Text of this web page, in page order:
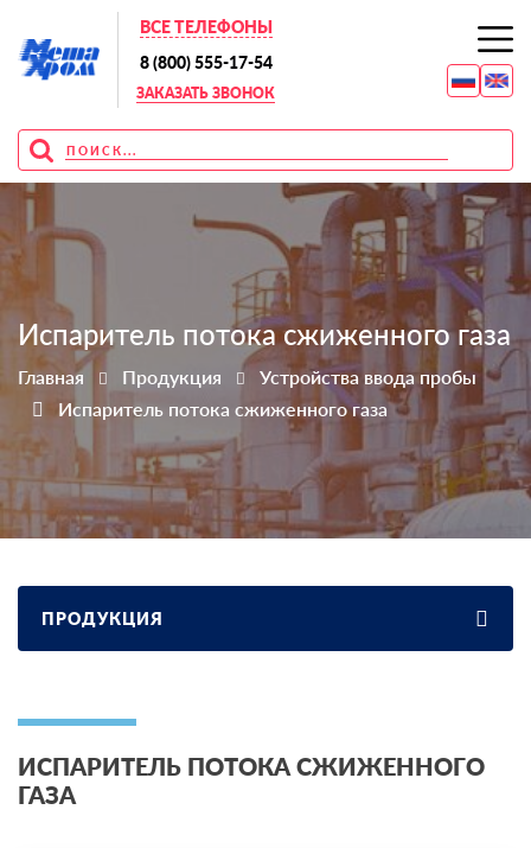
ВСЕ ТЕЛЕФОНЫ
8 (800) 555-17-54
ЗАКАЗАТЬ ЗВОНОК
Испаритель потока сжиженного газа
Главная Продукция
Устройства ввода пробы
Испаритель потока сжиженного газа
ПРОДУКЦИЯ
ИСПАРИТЕЛЬ ПОТОКА СЖИЖЕННОГО
ГАЗА